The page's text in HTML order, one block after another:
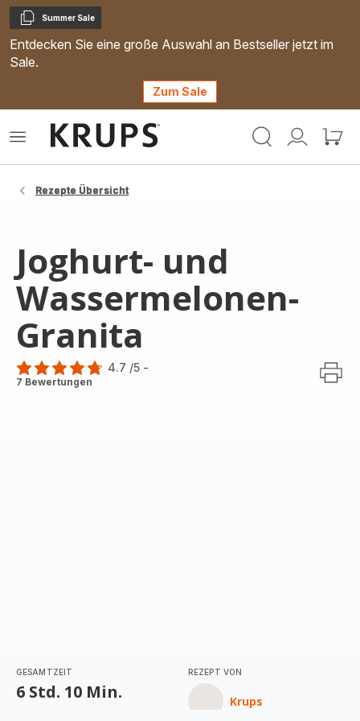
Kopieren
Summer Sale
Entdecken Sie eine große Auswahl an Bestseller jetzt im
Sale.
Zum Sale
Mein
Mein
Das
Rezepte Übersicht
Joghurt- und
Wassermelonen-
Granita
ratings.4.7
4.7 /5 -
7 Bewertungen
GESAMTZEIT
6 Std. 10 Min.
REZEPT VON
Krups